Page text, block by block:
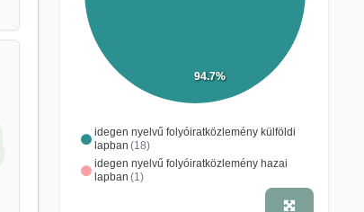
idegen nyelvű folyóiratközlemény külföldi
lapban (18)
idegen nyelvű folyóiratközlemény hazai
lapban (1)
94.7%